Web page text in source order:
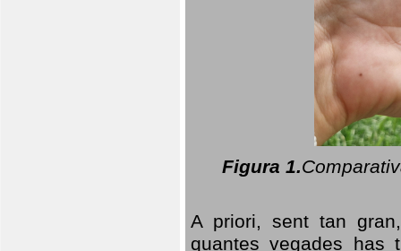
Figura 1.
A priori, sent tan
quantes vegades has